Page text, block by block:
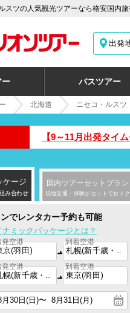
スツの人気観光ツアーなら格安国内
出発
ー バスツアー
北海道 ニセコ・ルスツ
【9～11月出発タイ
ケージ
み合わせ
国内ツアー セットプラン
現地交通・体験がセットでおトク
でレンタカー予約も可能
ナミックパッケージとは？
発空港 到着空港
発空港 到着空港